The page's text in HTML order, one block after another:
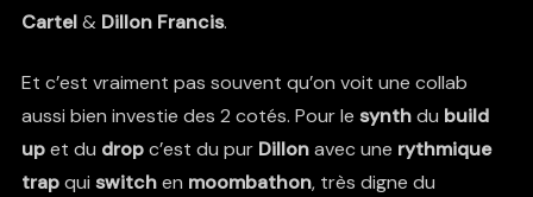
Cartel& Dillon Francis.
Et c’est vraiment pas souvent qu’on voit une collab
aussi bien investie des 2 cotés. Pour le synthdu build
upet du dropc’est du pur Dillonavec une rythmique
trapqui switchen moombathon, très digne du